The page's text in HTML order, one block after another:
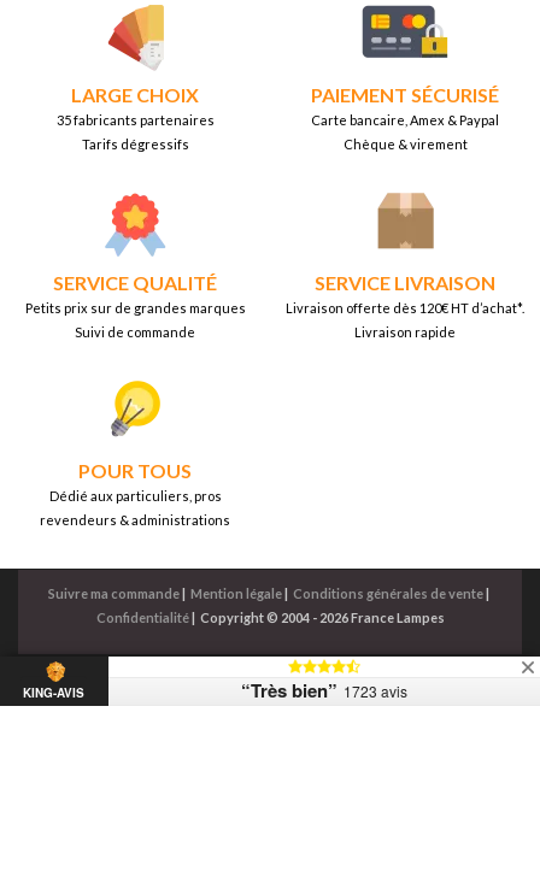
LARGE CHOIX
35 fabricants partenaires
Tarifs dégressifs
PAIEMENT SÉCURISÉ
Carte bancaire, Amex & Paypal
Chèque & virement
SERVICE QUALITÉ
Petits prix sur de grandes marques
Suivi de commande
SERVICE LIVRAISON
Livraison offerte dès 120€ HT d’achat*.
Livraison rapide
POUR TOUS
Dédié aux particuliers, pros
revendeurs & administrations
Suivre ma commande Mention légale Conditions générales de vente
Confidentialité| Copyright © 2004 - 2026 France Lampes
KING-AVIS “Très bien” 1723 avis